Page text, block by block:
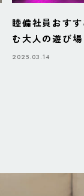
睦備社員おす
む大人の遊び
BAZAAR」
2025.03.14